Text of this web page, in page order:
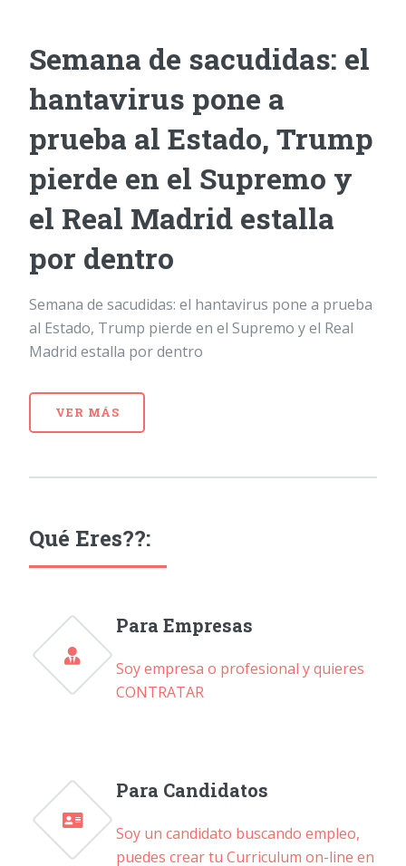
Semana de sacudidas: el
hantavirus pone a
prueba al Estado, Trump
pierde en el Supremo y
el Real Madrid estalla
por dentro
Semana de sacudidas: el hantavirus pone a prueba
al Estado, Trump pierde en el Supremo y el Real
Madrid estalla por dentro
VER MÁS
Qué Eres??:
Para Empresas
Soy empresa o profesional y quieres
CONTRATAR
Para Candidatos
Soy un candidato buscando empleo,
puedes crear tu Curriculum on-line en